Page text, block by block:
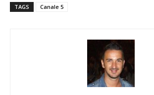
TAGS Canale 5